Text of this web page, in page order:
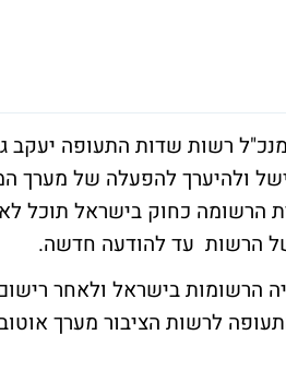
רשות שדות התעופה יעקב
ולהיערך להפעלה של מערך
הרשומה כחוק בישראל תוכל
הרשות עד להודעה חדשה.
הרשומות בישראל ולאחר
לרשות הציבור מערך